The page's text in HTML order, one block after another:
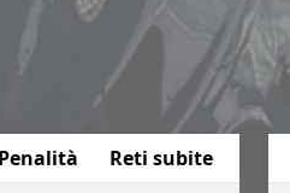
Penalità
Reti subite